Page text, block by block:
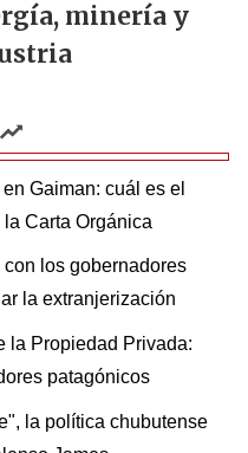
minería y
Gaiman: cuál es el
Carta Orgánica
los gobernadores
la extranjerización
la Propiedad Privada:
patagónicos
la política chubutense